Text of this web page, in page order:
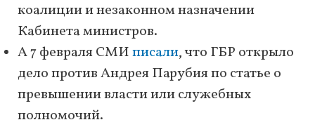
коалиции и незаконном назначении
Кабинета министров.
А 7 февраля СМИписали, что ГБР открыло
дело против Андрея Парубия по статье о
превышении власти или служебных
полномочий.